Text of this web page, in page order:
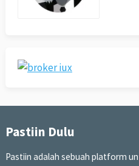
Pastiin Dulu
Pastiin adalah sebuah platform